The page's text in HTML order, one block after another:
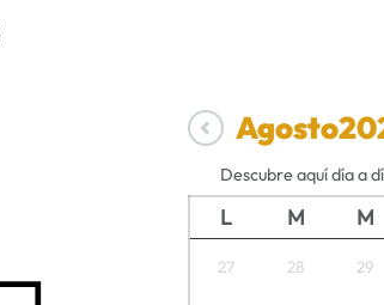
Agosto
Descubre aquí día a
L M M
27 28 29